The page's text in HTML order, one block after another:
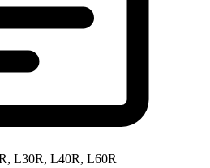
L30R, L40R, L60R